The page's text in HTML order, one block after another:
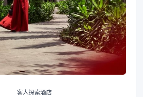
客人探索酒店